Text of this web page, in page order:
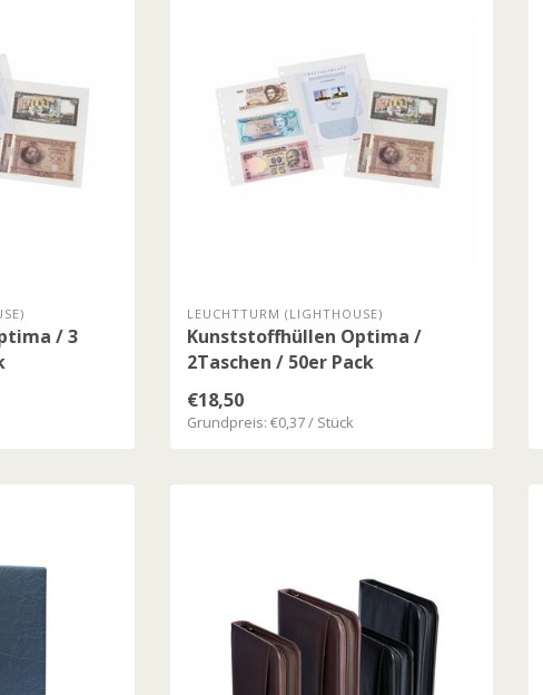
/ 3
LEUCHTTURM (LIGHTHOUSE)
Kunststoffhüllen Optima /
2Taschen / 50er Pack
€18,50
Grundpreis: €0,37 / Stück